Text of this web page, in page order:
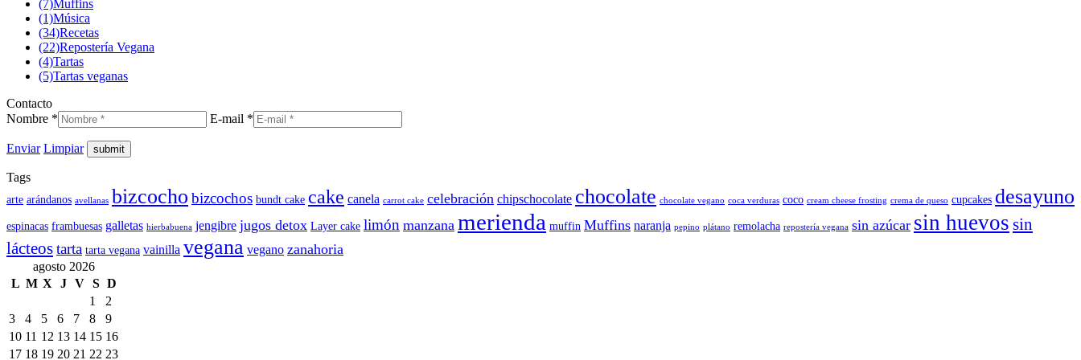
(7)Muffins
(1)Música
(34)Recetas
(22)Repostería Vegana
(4)Tartas
(5)Tartas veganas
Contacto
Nombre *
E-mail *
Enviar Limpiar
Tags
arte arándanos avellanas bizcocho bizcochos bundt cake cake canela carrot cake celebración chipschocolate chocolate chocolate vegano coca verduras coco cream cheese frosting crema de queso cupcakes desayuno
espinacas frambuesas galletas hierbabuena jengibre jugos detox Layer cake limón manzana merienda muffin Muffins naranja pepino plátano remolacha repostería vegana sin azúcar sin huevos sin
lácteostarta tarta vegana vainilla vegana vegano zanahoria
agosto 2026
L M X J V S D
1
2
3
4 5 6 7 8
9
10 11 12 13 14 15 16
17 18 19 20 21 22 23